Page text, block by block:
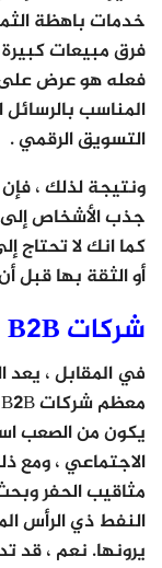
خدمات باهظة
فرق مبيعات
فعله هو عرض على
المناسب بالرسائل
التسويق الرقمي .
جذب الأشخاص
كما انك لا تحتاج
أو الثقة بها قبل
شركات B2B
يكون من الصعب
مثاقيب الحفر
النفط ذي الرأس
يرونها. نعم ، قد